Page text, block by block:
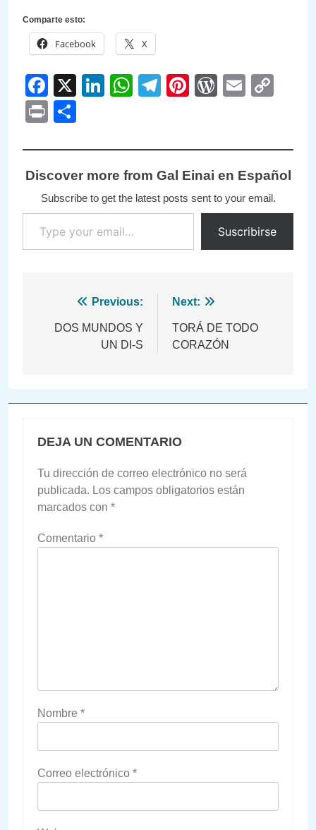
Comparte esto:
Facebook X
Facebook
X LinkedIn
WhatsApp
Telegram
PinterestEmail
Print
Discover more from Gal Einai en Español
Subscribe to get the latest posts sent to your email.
Type your email…
Suscribirse
Navegación
de
Previous:
DOS MUNDOS Y
UN DI-S
Next:
TORÁ DE TODO
CORAZÓN
DEJA UN COMENTARIO
Tu dirección de correo electrónico no será
publicada. Los campos obligatorios están
marcados con *
Comentario *
Nombre *
Correo electrónico *